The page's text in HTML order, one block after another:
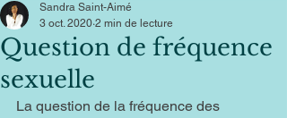
Question de fréquence
sexuelle
Sandra Saint-Aimé
3 oct. 2020 2 min de lecture
La question de la fréquence des